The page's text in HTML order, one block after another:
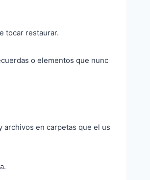
tocar restaurar.
o elementos que nunc
archivos en carpetas que el us